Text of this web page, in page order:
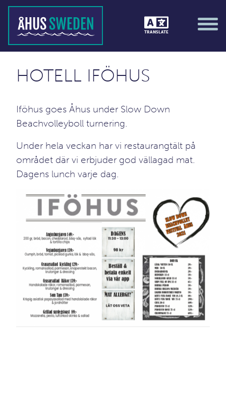
TRANSLATE
HOTELL IFÖHUS
Iföhus goes Åhus under Slow Down
Beachvolleyboll turnering.
Under hela veckan har vi restaurangtält på
området där vi erbjuder god vällagad mat.
Dagens lunch varje dag.